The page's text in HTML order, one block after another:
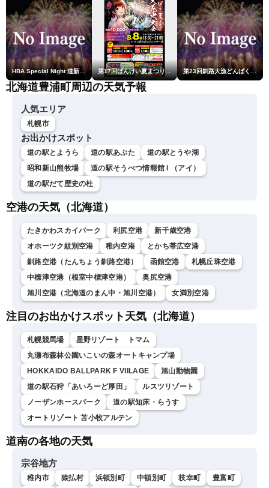
HBA Special Night 道新・秋華火（はなび） 第17回ばんけい夏まつり大花火大会 第23回釧路大漁どんぱく花火大会 ～道新・光と音のファンタジー～
北海道豊浦町周辺の天気予報
人気エリア
札幌市
お出かけスポット
道の駅とようら 道の駅あぷた
道の駅とうや湖
昭和新山熊牧場
道の駅そうべつ情報館 i （アイ）
道の駅だて歴史の杜
空港の天気（北海道）
たきかわスカイパーク 利尻空港
新千歳空港
オホーツク紋別空港
稚内空港
とかち帯広空港
釧路空港（たんちょう釧路空港）
函館空港
札幌丘珠空港
中標津空港（根室中標津空港）
奥尻空港
旭川空港（北海道のまん中・旭川空港）
女満別空港
注目のお出かけスポット天気（北海道）
札幌競馬場
星野リゾート トマム
丸瀬布森林公園いこいの森オートキャンプ場
HOKKAIDO BALLPARK F VIILAGE
旭山動物園
道の駅石狩「あいろーど厚田」
ルスツリゾート
ノーザンホースパーク
道の駅知床・らうす
オートリゾート 苫小牧アルテン
道南の各地の天気
宗谷地方
稚内市 猿払村 浜頓別町 中頓別町 枝幸町
豊富町